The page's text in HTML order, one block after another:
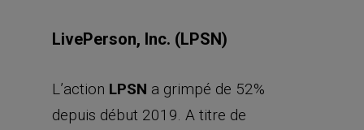
LivePerson, Inc. (LPSN)
L’action LPSN a grimpé de 52%
depuis début 2019. A titre de